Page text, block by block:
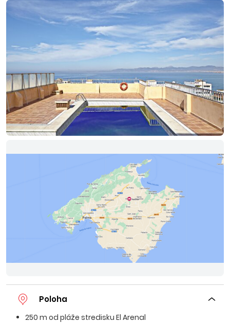
Poloha
250 m od pláže stredisku El Arenal